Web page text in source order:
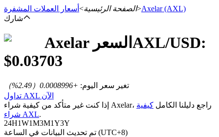
الصفحة الرئيسية> أسعار العملات المشفرة >Axelar (AXL)
شارك
Axelar السعر AXL/USD:
$0.03703
تغير سعر اليوم:
+0.0008996
（
2.49
%）
تداول AXL الآن
إذا كنت غير متأكد من كيفية شراء Axelar، راجع دليلنا الكامل كيفية
شراء AXL.
24H1W1M3M1Y3Y
تم تحديث البيانات في الساعة (UTC+8)